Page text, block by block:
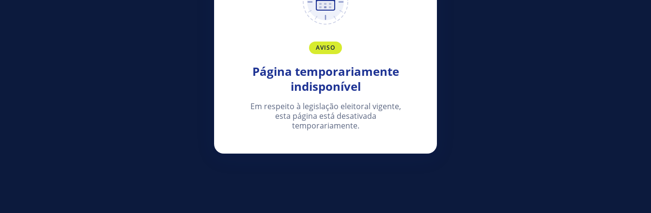
AVISO
Página temporariamente
indisponível
Em respeito à legislação eleitoral vigente,
esta página está desativada
temporariamente.